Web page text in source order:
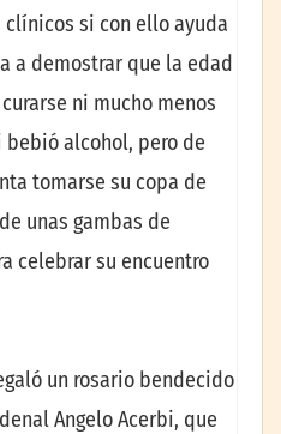
clínicos si con ello ayuda
a demostrar que la edad
ni mucho menos
bebió alcohol, pero de
tomarse su copa de
unas gambas de
celebrar su encuentro
un rosario bendecido
Angelo Acerbi, que